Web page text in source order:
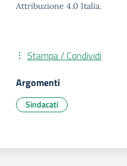
Attribuzione 4.0 Italia.
Stampa / Condividi
Argomenti
Sindacati